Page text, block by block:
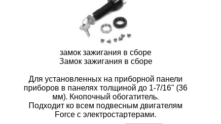
замок зажигания в сборе
Замок зажигания в сборе
Для установленных на приборной панели
приборов в панелях толщиной до 1-7/16" (36
мм). Кнопочный обогатитель.
Подходит ко всем подвесным двигателям
Force с электростартерами.